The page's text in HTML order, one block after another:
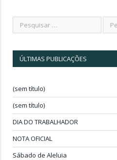
ÚLTIMAS PUBLICAÇÕES
(sem título)
(sem título)
DIA DO TRABALHADOR
NOTA OFICIAL
Sábado de Aleluia